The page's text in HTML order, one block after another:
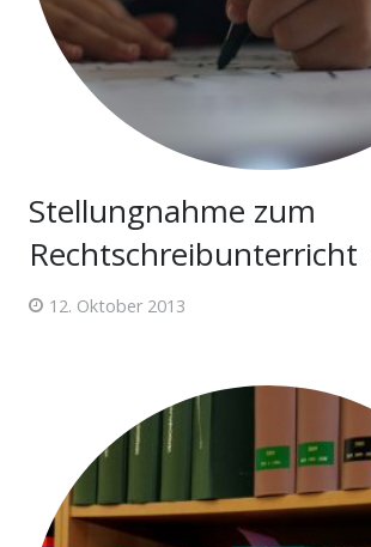
Stellungnahme zum
Rechtschreibunterricht
12. Oktober 2013